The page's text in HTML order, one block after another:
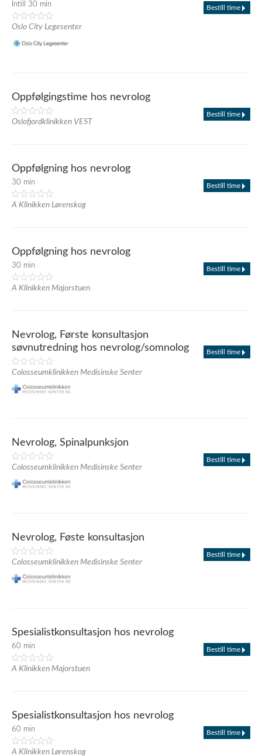
Intill 30 min
Oslo City Legesenter
Bestill time
Oppfølgingstime hos nevrolog
Oslofjordklinikken VEST
Bestill time
Oppfølgning hos nevrolog
30 min
A Klinikken Lørenskog
Bestill time
Oppfølgning hos nevrolog
30 min
A Klinikken Majorstuen
Bestill time
Nevrolog, Første konsultasjon
søvnutredning hos nevrolog/somnolog
Colosseumklinikken Medisinske Senter
Bestill time
Nevrolog, Spinalpunksjon
Colosseumklinikken Medisinske Senter
Bestill time
Nevrolog, Føste konsultasjon
Colosseumklinikken Medisinske Senter
Bestill time
Spesialistkonsultasjon hos nevrolog
60 min
A Klinikken Majorstuen
Bestill time
Spesialistkonsultasjon hos nevrolog
60 min
A Klinikken Lørenskog
Bestill time